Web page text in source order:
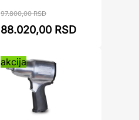
97.800,00 RSD
88.020,00 RSD
akcija